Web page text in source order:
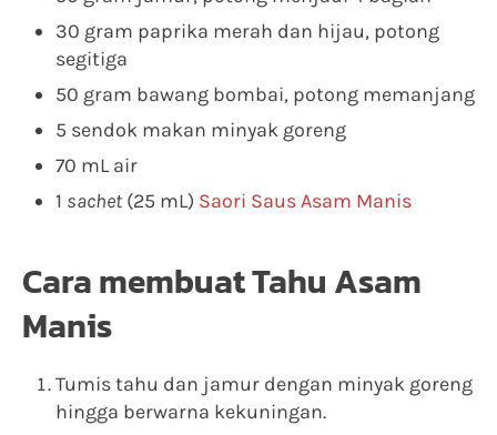
30 gram paprika merah dan hijau, potong
segitiga
50 gram bawang bombai, potong memanjang
5 sendok makan minyak goreng
70 mL air
1 sachet(25 mL) Saori Saus Asam Manis
Cara membuat Tahu Asam
Manis
Tumis tahu dan jamur dengan minyak goreng
hingga berwarna kekuningan.